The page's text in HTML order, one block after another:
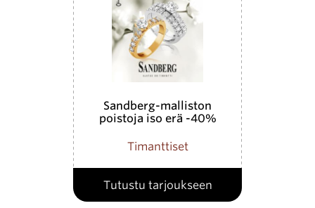
Sandberg-malliston
poistoja iso erä -40%
Timanttiset
Tutustu tarjoukseen